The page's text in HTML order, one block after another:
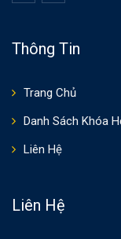
Thông Tin
Trang Chủ
Danh Sách Khóa
Liên Hệ
Liên Hệ